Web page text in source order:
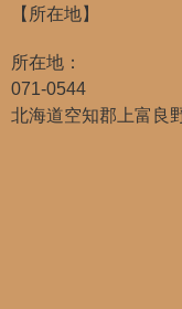
【所在地】
所在地：
071-0544
北海道空知郡上富良